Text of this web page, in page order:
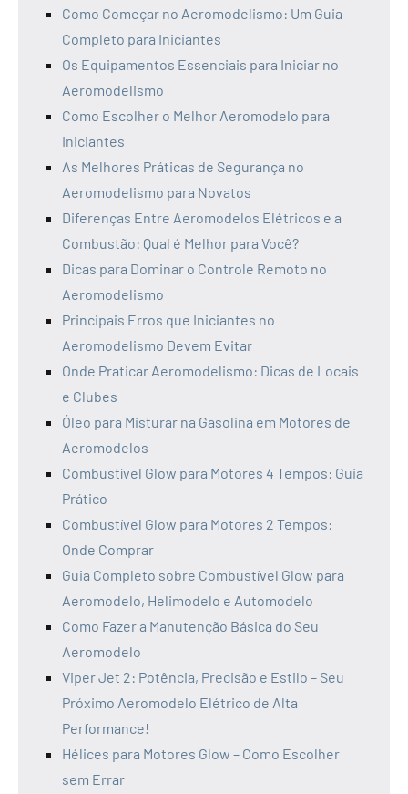
Como Começar no Aeromodelismo: Um Guia
Completo para Iniciantes
Os Equipamentos Essenciais para Iniciar no
Aeromodelismo
Como Escolher o Melhor Aeromodelo para
Iniciantes
As Melhores Práticas de Segurança no
Aeromodelismo para Novatos
Diferenças Entre Aeromodelos Elétricos e a
Combustão: Qual é Melhor para Você?
Dicas para Dominar o Controle Remoto no
Aeromodelismo
Principais Erros que Iniciantes no
Aeromodelismo Devem Evitar
Onde Praticar Aeromodelismo: Dicas de Locais
e Clubes
Óleo para Misturar na Gasolina em Motores de
Aeromodelos
Combustível Glow para Motores 4 Tempos: Guia
Prático
Combustível Glow para Motores 2 Tempos:
Onde Comprar
Guia Completo sobre Combustível Glow para
Aeromodelo, Helimodelo e Automodelo
Como Fazer a Manutenção Básica do Seu
Aeromodelo
Viper Jet 2: Potência, Precisão e Estilo – Seu
Próximo Aeromodelo Elétrico de Alta
Performance!
Hélices para Motores Glow – Como Escolher
sem Errar